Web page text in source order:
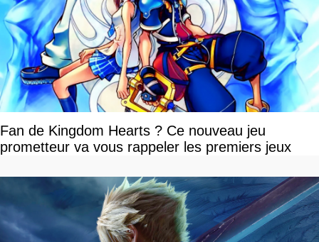
Fan de Kingdom Hearts ? Ce nouveau jeu
prometteur va vous rappeler les premiers jeux